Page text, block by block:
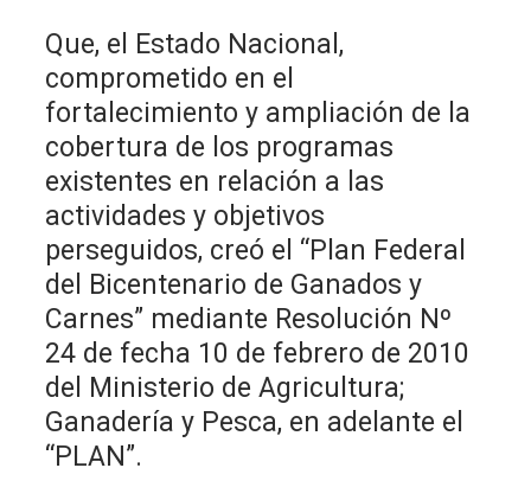
Que, el Estado Nacional,
comprometido en el
fortalecimiento y ampliación de la
cobertura de los programas
existentes en relación a las
actividades y objetivos
perseguidos, creó el “Plan Federal
del Bicentenario de Ganados y
Carnes” mediante Resolución Nº
24 de fecha 10 de febrero de 2010
del Ministerio de Agricultura;
Ganadería y Pesca, en adelante el
“PLAN”.